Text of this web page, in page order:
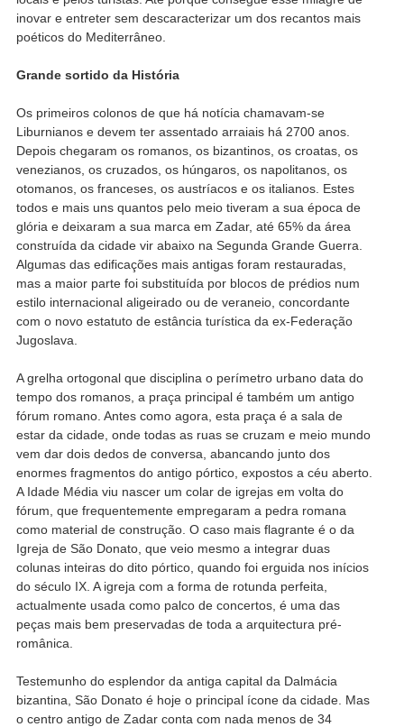
inovar e entreter sem descaracterizar um dos recantos mais
poéticos do Mediterrâneo.
Grande sortido da História
Os primeiros colonos de que há notícia chamavam-se
Liburnianos e devem ter assentado arraiais há 2700 anos.
Depois chegaram os romanos, os bizantinos, os croatas, os
venezianos, os cruzados, os húngaros, os napolitanos, os
otomanos, os franceses, os austríacos e os italianos. Estes
todos e mais uns quantos pelo meio tiveram a sua época de
glória e deixaram a sua marca em Zadar, até 65% da área
construída da cidade vir abaixo na Segunda Grande Guerra.
Algumas das edificações mais antigas foram restauradas,
mas a maior parte foi substituída por blocos de prédios num
estilo internacional aligeirado ou de veraneio, concordante
com o novo estatuto de estância turística da ex-Federação
Jugoslava.
A grelha ortogonal que disciplina o perímetro urbano data do
tempo dos romanos, a praça principal é também um antigo
fórum romano. Antes como agora, esta praça é a sala de
estar da cidade, onde todas as ruas se cruzam e meio mundo
vem dar dois dedos de conversa, abancando junto dos
enormes fragmentos do antigo pórtico, expostos a céu aberto.
A Idade Média viu nascer um colar de igrejas em volta do
fórum, que frequentemente empregaram a pedra romana
como material de construção. O caso mais flagrante é o da
Igreja de São Donato, que veio mesmo a integrar duas
colunas inteiras do dito pórtico, quando foi erguida nos inícios
do século IX. A igreja com a forma de rotunda perfeita,
actualmente usada como palco de concertos, é uma das
peças mais bem preservadas de toda a arquitectura pré-
românica.
Testemunho do esplendor da antiga capital da Dalmácia
bizantina, São Donato é hoje o principal ícone da cidade. Mas
o centro antigo de Zadar conta com nada menos de 34